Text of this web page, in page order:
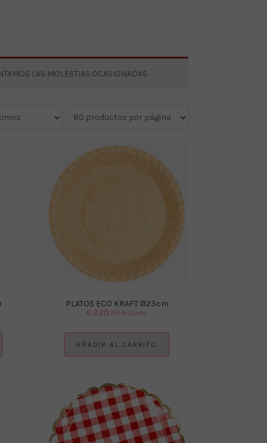
LAS MOLESTIAS OCASIONADAS.
PLATOS ECO KRAFT Ø23cm
€ 2.20 IVA Incluido
AÑADIR AL CARRITO